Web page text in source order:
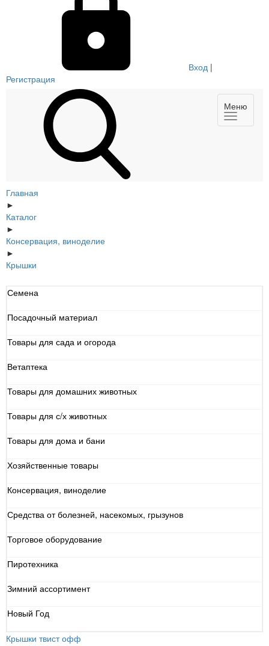
Вход |
Регистрация
Меню
Главная
►
Каталог
►
Консервация, виноделие
►
Крышки
Семена
Посадочный материал
Товары для сада и огорода
Ветаптека
Товары для домашних животных
Товары для с/х животных
Товары для дома и бани
Хозяйственные товары
Консервация, виноделие
Средства от болезней, насекомых, грызунов
Торговое оборудование
Пиротехника
Зимний ассортимент
Новый Год
Крышки твист офф